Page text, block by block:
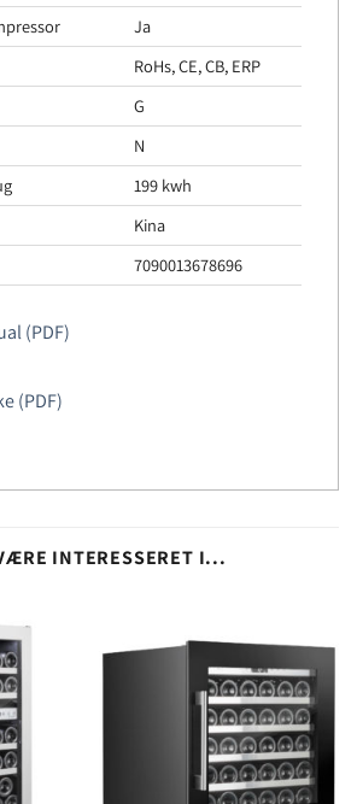
Ja
RoHs, CE, CB, ERP
G
N
199 kwh
Kina
7090013678696
(PDF)
(PDF)
INTERESSERET I...